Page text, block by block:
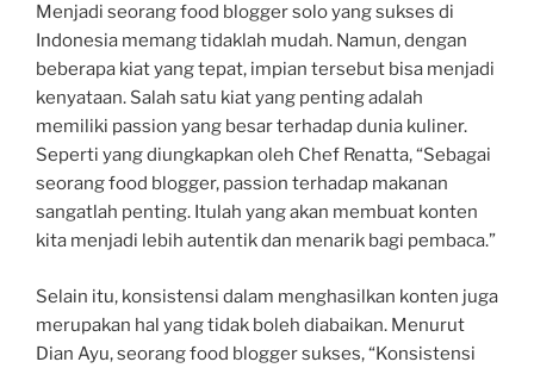
Menjadi seorang food blogger solo yang sukses di
Indonesia memang tidaklah mudah. Namun, dengan
beberapa kiat yang tepat, impian tersebut bisa menjadi
kenyataan. Salah satu kiat yang penting adalah
memiliki passion yang besar terhadap dunia kuliner.
Seperti yang diungkapkan oleh Chef Renatta, “Sebagai
seorang food blogger, passion terhadap makanan
sangatlah penting. Itulah yang akan membuat konten
kita menjadi lebih autentik dan menarik bagi pembaca.”
Selain itu, konsistensi dalam menghasilkan konten juga
merupakan hal yang tidak boleh diabaikan. Menurut
Dian Ayu, seorang food blogger sukses, “Konsistensi